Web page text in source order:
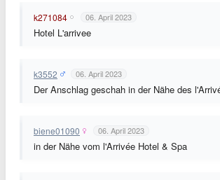
k271084 06. April 2023
Hotel L'arrivee
k3552 06. April 2023
Der Anschlag geschah in der Nähe des
biene01090 06. April 2023
in der Nähe vom l'Arrivée Hotel & Spa